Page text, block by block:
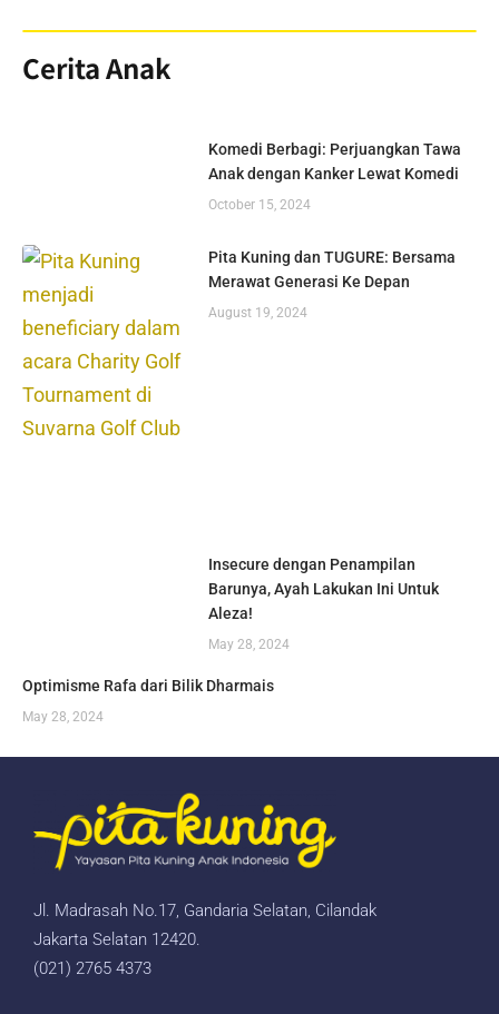
Cerita Anak
Komedi Berbagi: Perjuangkan Tawa
Anak dengan Kanker Lewat Komedi
October 15, 2024
Pita Kuning dan TUGURE: Bersama
Merawat Generasi Ke Depan
August 19, 2024
Insecure dengan Penampilan
Barunya, Ayah Lakukan Ini Untuk
Aleza!
May 28, 2024
Optimisme Rafa dari Bilik Dharmais
May 28, 2024
Jl. Madrasah No.17, Gandaria Selatan, Cilandak
Jakarta Selatan 12420.
(021) 2765 4373